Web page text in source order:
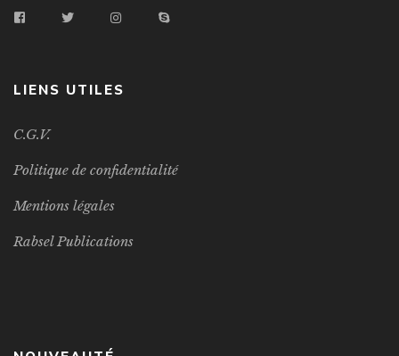
LIENS UTILES
C.G.V.
Politique de confidentialité
Mentions légales
Rabsel Publications